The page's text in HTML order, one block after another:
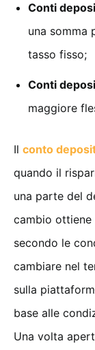
Conti
una somma
tasso fisso;
Conti
maggiore
Il conto
quando il
una parte del
cambio ottiene
secondo le
cambiare nel
sulla
base alle
Una volta